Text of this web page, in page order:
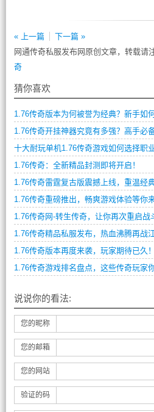
« 上一篇
下一篇 »
网通传奇私服发布网原创文章，转载请
奇
猜你喜欢
1.76传奇版本为何被誉为经典？新手如
1.76传奇开挂神器究竟有多强？高手必
十大耐玩单机1.76传奇游戏如何选择职
1.76传奇：全新精品封测即将开启！
1.76传奇雷霆复古版震撼上线，重温经
1.76传奇网-转生传奇，让你再次重启战
1.76传奇精品私服发布，热血沸腾再战
1.76传奇游戏排名盘点，这些传奇玩家
说说你的看法:
您的昵称
您的邮箱
您的网站
验证的码